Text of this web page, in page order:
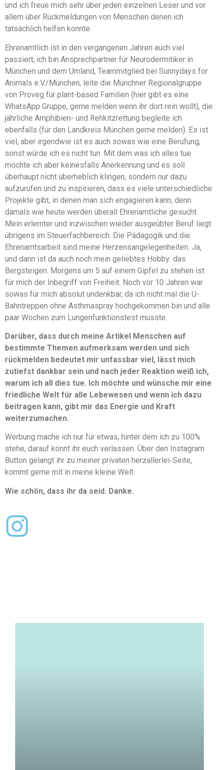
und ich freue mich sehr über jeden einzelnen Leser und vor
allem über Rückmeldungen von Menschen denen ich
tatsächlich helfen konnte.
Ehrenamtlich ist in den vergangenen Jahren auch viel
passiert, ich bin Ansprechpartner für Neurodermitiker in
München und dem Umland, Teammitglied bei Sunnydays for
Animals e.V./München, leite die Münchner Regionalgruppe
von Proveg für plant-based Familien (hier gibt es eine
WhatsApp Gruppe, gerne melden wenn ihr dort rein wollt), die
jährliche Amphibien- und Rehkitzrettung begleite ich
ebenfalls (für den Landkreis München gerne melden). Es ist
viel, aber irgendwie ist es auch sowas wie eine Berufung,
sonst würde ich es nicht tun. Mit dem was ich alles tue
möchte ich aber keinesfalls Anerkennung und es soll
überhaupt nicht überheblich klingen, sondern nur dazu
aufzurufen und zu inspirieren, dass es viele unterschiedliche
Projekte gibt, in denen man sich engagieren kann, denn
damals wie heute werden überall Ehrenamtliche gesucht.
Mein erlernter und inzwischen wieder ausgeübter Beruf liegt
übrigens im Steuerfachbereich. Die Pädagogik und die
Ehrenamtsarbeit sind meine Herzensangelegenheiten. Ja,
und dann ist da auch noch mein geliebtes Hobby: das
Bergsteigen. Morgens um 5 auf einem Gipfel zu stehen ist
für mich der Inbegriff von Freiheit. Noch vor 10 Jahren war
sowas für mich absolut undenkbar, da ich nicht mal die U-
Bahntreppen ohne Asthmaspray hochgekommen bin und alle
paar Wochen zum Lungenfunktionstest musste.
Darüber, dass durch meine Artikel Menschen auf
bestimmte Themen aufmerksam werden und sich
rückmelden bedeutet mir unfassbar viel, lässt mich
zutiefst dankbar sein und nach jeder Reaktion weiß ich,
warum ich all dies tue. Ich möchte und wünsche mir eine
friedliche Welt für alle Lebewesen und wenn ich dazu
beitragen kann, gibt mir das Energie und Kraft
weiterzumachen.
Werbung mache ich nur für etwas, hinter dem ich zu 100%
stehe, darauf könnt ihr euch verlassen. Über den Instagram
Button gelangt ihr zu meiner privaten herzallerlei-Seite,
kommt gerne mit in meine kleine Welt.
Wie schön, dass ihr da seid. Danke.